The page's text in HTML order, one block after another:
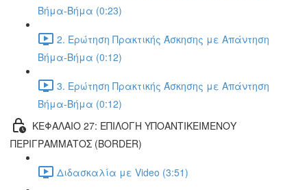
Βήμα-Βήμα (0:23)
2. Ερώτηση Πρακτικής Άσκησης με Απάντηση
Βήμα-Βήμα (0:12)
3. Ερώτηση Πρακτικής Άσκησης με Απάντηση
Βήμα-Βήμα (0:12)
ΚΕΦΑΛΑΙΟ 27: ΕΠΙΛΟΓΗ ΥΠΟΑΝΤΙΚΕΙΜΕΝΟΥ
ΠΕΡΙΓΡΑΜΜΑΤΟΣ (BORDER)
Διδασκαλία με Video (3:51)